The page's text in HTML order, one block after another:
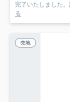
完了いたしました
る
売地